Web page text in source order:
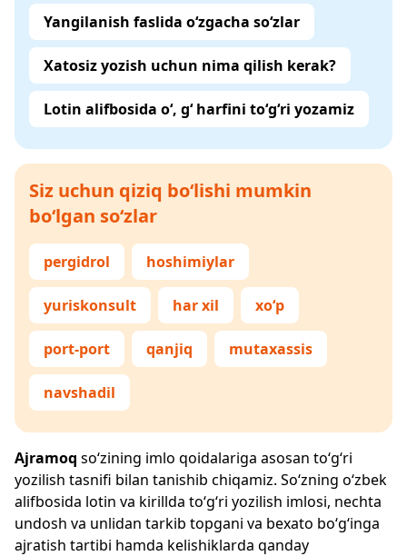
Yangilanish faslida o‘zgacha so‘zlar
Xatosiz yozish uchun nima qilish kerak?
Lotin alifbosida o‘, g‘ harfini to‘g‘ri yozamiz
Siz uchun qiziq bo‘lishi mumkin
bo‘lgan so‘zlar
pergidrol hoshimiylar
yuriskonsult har xil xo‘p
port-port qanjiq mutaxassis
navshadil
Ajramoq so‘zining imlo qoidalariga asosan to‘g‘ri
yozilish tasnifi bilan tanishib chiqamiz. So‘zning o‘zbek
alifbosida lotin va kirillda to‘g‘ri yozilish imlosi, nechta
undosh va unlidan tarkib topgani va bexato bo‘g‘inga
ajratish tartibi hamda kelishiklarda qanday